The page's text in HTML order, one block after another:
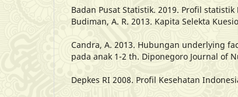
Badan Pusat Statistik. 2019. Profil statistik
Budiman, A. R. 2013. Kapita Selekta
Candra, A. 2013. Hubungan underlying
pada anak 1-2 th. Diponegoro Journal of
Depkes RI 2008. Profil Kesehatan